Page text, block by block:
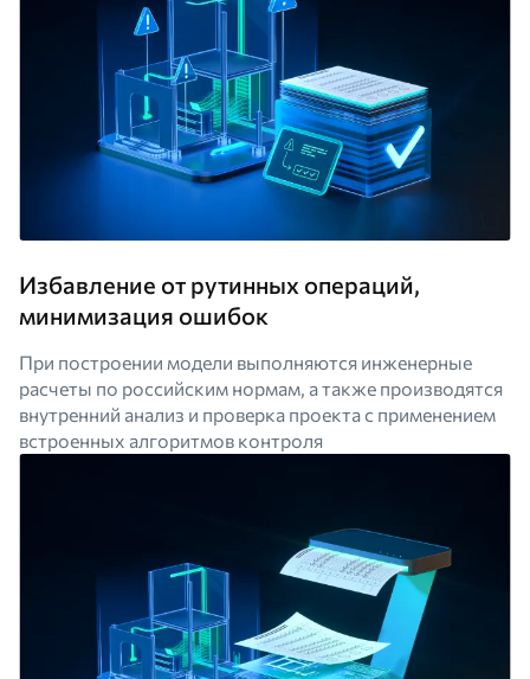
Избавление от рутинных операций,
минимизация ошибок
При построении модели выполняются инженерные
расчеты по российским нормам, а также производятся
внутренний анализ и проверка проекта с применением
встроенных алгоритмов контроля